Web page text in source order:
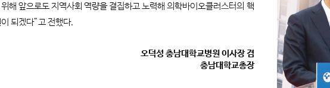
해 앞으로도 지역사회 역량을 결집하고 노력해 의학바이오클러스터의 핵
되겠다”고 전했다.
오덕성 충남대학교병원 이사장 겸
충남대학교총장